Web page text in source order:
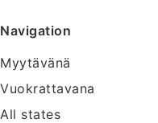
Navigation
Myytävänä
Vuokrattavana
All states